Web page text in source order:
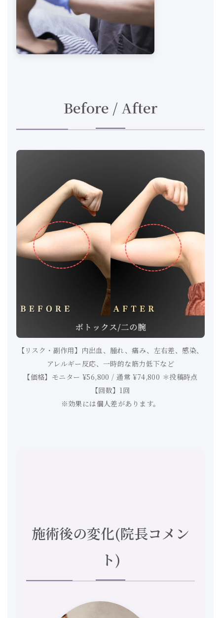
Before / After
【リスク・副作用】内出血、腫れ、痛み、左右差、感染、
アレルギー反応、一時的な筋力低下など
【価格】モニター ¥56,800 / 通常 ¥74,800 ＊投稿時点
【回数】1回
※効果には個人差があります。
施術後の変化(院長コメン
ト)